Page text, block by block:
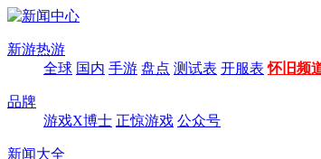
新游热游
全球 国内 手游 盘点 测试表 开服表 怀旧频
品牌
游戏X博士 正惊游戏 公众号
新闻大全